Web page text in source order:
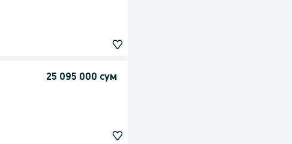
25 095 000 сум